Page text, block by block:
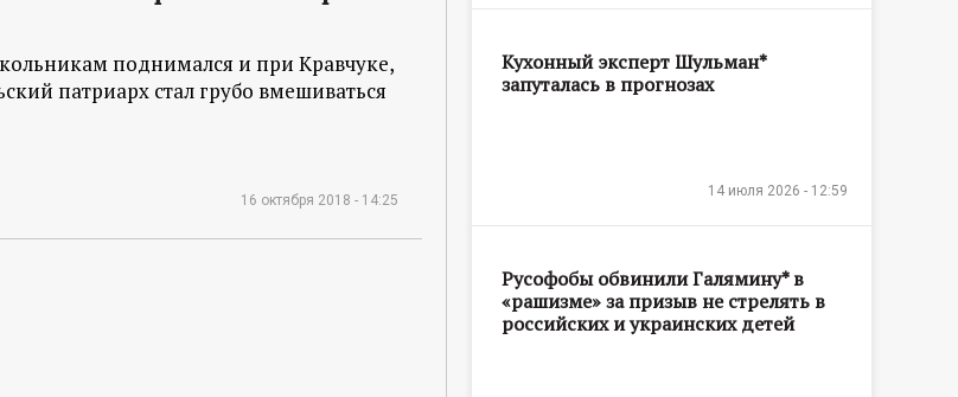
поднимался и при Кравчуке,
патриарх стал грубо вмешиваться
16 октября 2018 - 14:25
Кухонный эксперт Шульман*
запуталась в прогнозах
14 июля 2026 - 12:59
Русофобы обвинили Галямину* в
«рашизме» за призыв не стрелять в
российских и украинских детей